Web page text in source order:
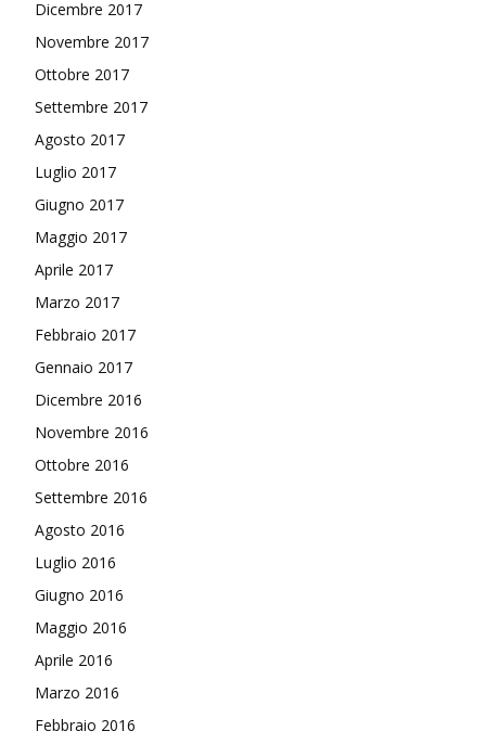
Dicembre 2017
Novembre 2017
Ottobre 2017
Settembre 2017
Agosto 2017
Luglio 2017
Giugno 2017
Maggio 2017
Aprile 2017
Marzo 2017
Febbraio 2017
Gennaio 2017
Dicembre 2016
Novembre 2016
Ottobre 2016
Settembre 2016
Agosto 2016
Luglio 2016
Giugno 2016
Maggio 2016
Aprile 2016
Marzo 2016
Febbraio 2016